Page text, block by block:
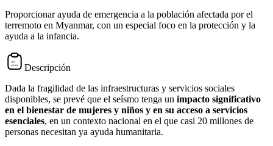
Proporcionar ayuda de emergencia a la población afectada por el
terremoto en Myanmar, con un especial foco en la protección y la
ayuda a la infancia.
Descripción
Dada la fragilidad de las infraestructuras y servicios sociales
disponibles, se prevé que el seísmo tenga un impacto significativo
en el bienestar de mujeres y niños y en su acceso a servicios
esenciales, en un contexto nacional en el que casi 20 millones de
personas necesitan ya ayuda humanitaria.